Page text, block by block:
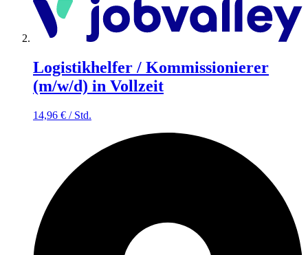
Logistikhelfer / Kommissionierer
(m/w/d) in Vollzeit
14,96 € / Std.